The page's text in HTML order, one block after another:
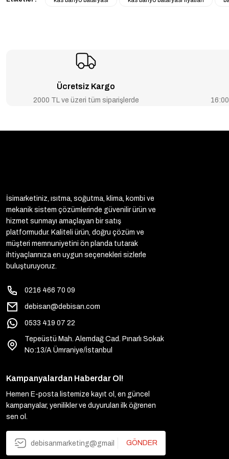
Ücretsiz Kargo
2000 TL ve üzeri tüm siparişlerde
İsimarketiniz, ısıtma, soğutma, klima, kombi ve
mekanik sistem çözümlerinde güvenilir ürün ve
hizmet sunmayı amaçlayan bir satış
platformudur. Kaliteli ürün, doğru çözüm ve
müşteri memnuniyetini ön planda tutarak
ihtiyaçlarınıza en uygun seçenekleri sizlerle
buluşturuyoruz.
0216 466 70 09
debisan@debisan.com
0533 419 07 22
Tepeüstü Mah. Alemdağ Cad. Pınarlı Sokak
No:13/A Ümraniye/İstanbul
Kampanyalardan Haberdar Ol!
Hemen E-posta listemize kayıt ol, en güncel
kampanyalar, yenilikler ve duyuruları ilk öğrenen
sen ol.
GÖNDER